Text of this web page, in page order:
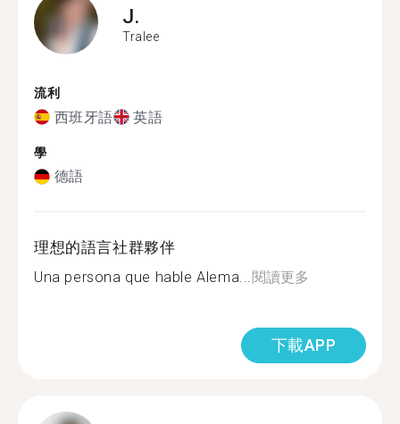
J.
Tralee
流利
西班牙語 英語
學
德語
理想的語言社群夥伴
Una persona que hable Alema...閱讀更多
下載APP